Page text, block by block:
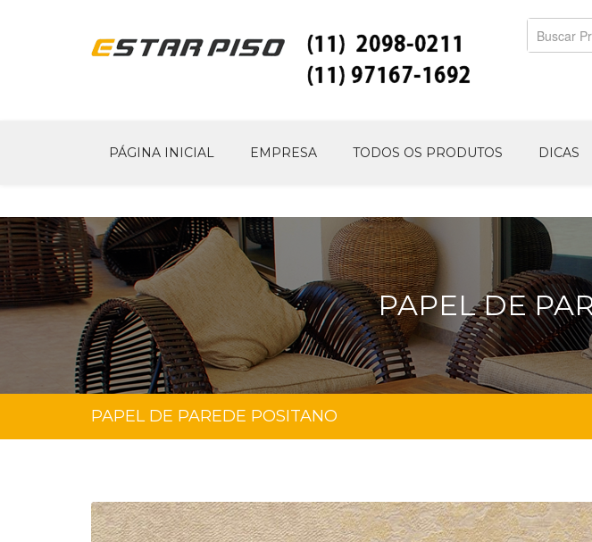
PÁGINA INICIAL EMPRESA TODOS OS PRODUTOS DICAS
PAPEL DE
PAPEL DE PAREDE POSITANO